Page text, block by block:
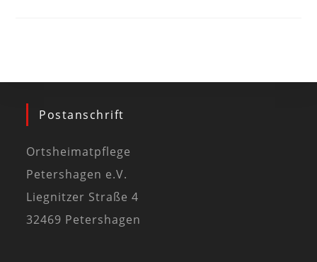
Postanschrift
Ortsheimatpflege
Petershagen e.V.
Liegnitzer Straße 4
32469 Petershagen